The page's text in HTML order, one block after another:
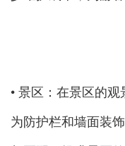
• 景区：在景区的
为防护栏和墙面装